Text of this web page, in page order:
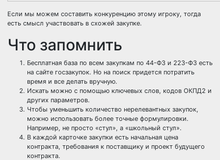
Если мы можем составить конкуренцию этому игроку, тогда
есть смысл участвовать в схожей закупке.
Что запомнить
Бесплатная база по всем закупкам по 44-ФЗ и 223-ФЗ есть
на сайте госзакупок. Но на поиск придется потратить
время и все делать вручную.
Искать можно с помощью ключевых слов, кодов ОКПД2 и
других параметров.
Чтобы уменьшить количество нерелевантных закупок,
можно использовать более точные формулировки.
Например, не просто «стул», а «школьный стул».
В каждой карточке закупки есть начальная цена
контракта, требования к поставщику и проект будущего
контракта.